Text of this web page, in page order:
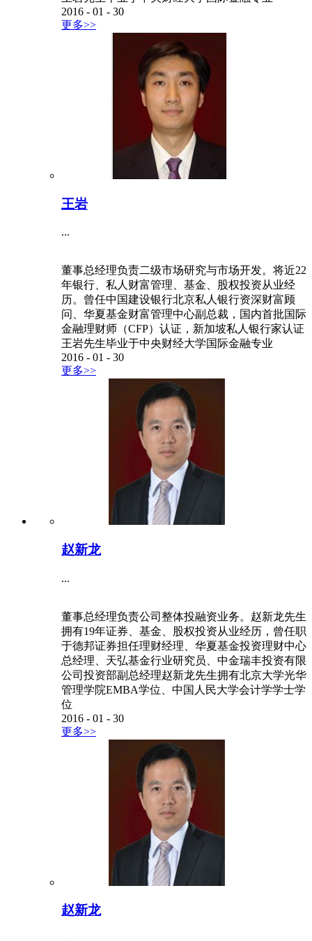
2016 - 01 - 30
更多>>
王岩
...
董事总经理负责二级市场研究与市场开发。将近22
年银行、私人财富管理、基金、股权投资从业经
历。曾任中国建设银行北京私人银行资深财富顾
问、华夏基金财富管理中心副总裁，国内首批国际
金融理财师（CFP）认证，新加坡私人银行家认证
王岩先生毕业于中央财经大学国际金融专业
2016 - 01 - 30
更多>>
赵新龙
...
董事总经理负责公司整体投融资业务。赵新龙先生
拥有19年证券、基金、股权投资从业经历，曾任职
于德邦证券担任理财经理、华夏基金投资理财中心
总经理、天弘基金行业研究员、中金瑞丰投资有限
公司投资部副总经理赵新龙先生拥有北京大学光华
管理学院EMBA学位、中国人民大学会计学学士学
位
2016 - 01 - 30
更多>>
赵新龙